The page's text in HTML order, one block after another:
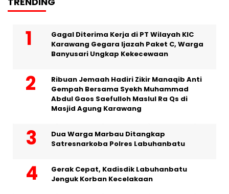
Gagal Diterima Kerja di PT Wilayah KIC
Karawang Gegara Ijazah Paket C, Warga
Banyusari Ungkap Kekecewaan
Ribuan Jemaah Hadiri Zikir Manaqib Anti
Gempah Bersama Syekh Muhammad
Abdul Gaos Saefulloh Maslul Ra Qs di
Masjid Agung Karawang
Dua Warga Marbau Ditangkap
Satresnarkoba Polres Labuhanbatu
Gerak Cepat, Kadisdik Labuhanbatu
Jenguk Korban Kecelakaan